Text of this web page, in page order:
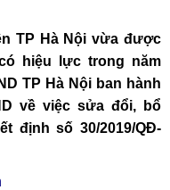
TP Hà Nội vừa được
hiệu lực trong năm
TP Hà Nội ban hành
về việc sửa đổi, bổ
định số 30/2019/QĐ-